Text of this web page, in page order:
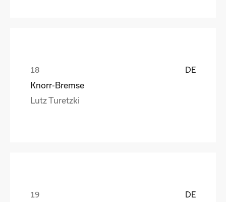
DE
Knorr-Bremse
Lutz Turetzki
DE